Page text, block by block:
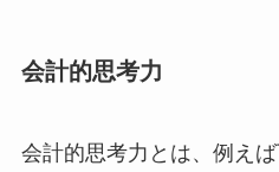
会計的思考力
会計的思考力とは、例え